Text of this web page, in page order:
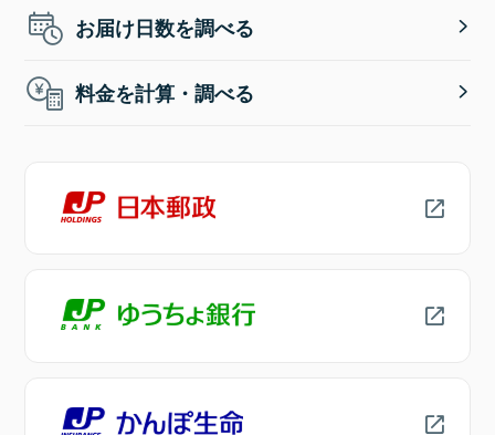
お届け日数を調べる
料金を計算・調べる